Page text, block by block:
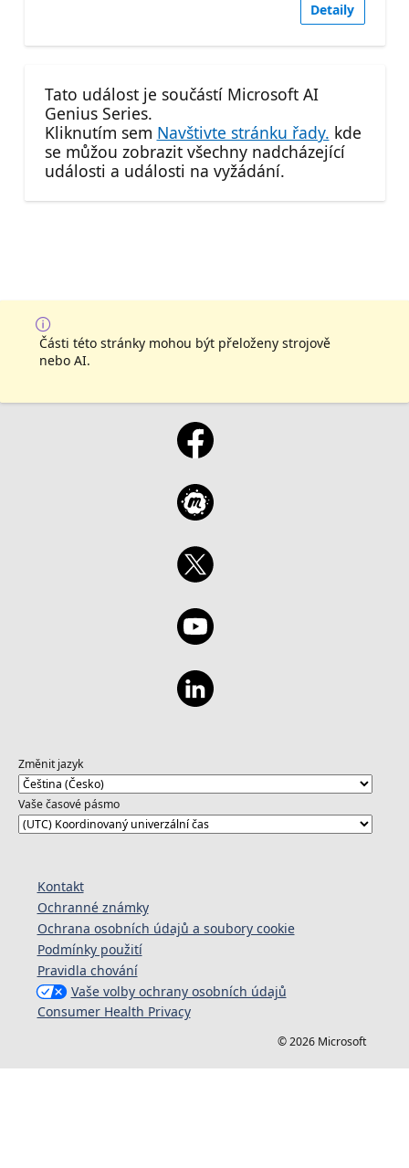
Detaily
Tato událost je součástí Microsoft AI
Genius Series.
Kliknutím sem Navštivte stránku řady. kde
se můžou zobrazit všechny nadcházející
události a události na vyžádání.
Části této stránky mohou být přeloženy strojově
nebo AI.
Změnit jazyk
Vaše časové pásmo
Kontakt
Ochranné známky
Ochrana osobních údajů a soubory cookie
Podmínky použití
Pravidla chování
Vaše volby ochrany osobních údajů
Consumer Health Privacy
© 2026 Microsoft